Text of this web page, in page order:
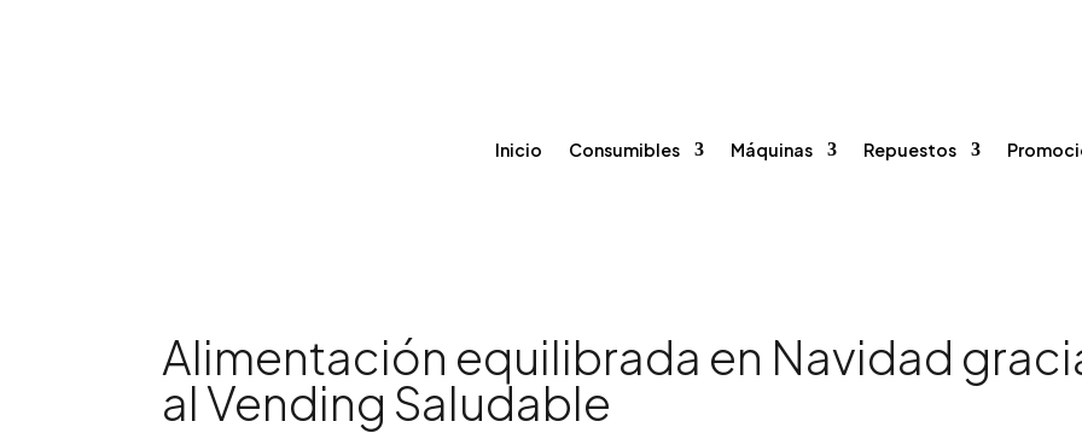
Inicio Consumibles Máquinas Repuestos
Alimentación equilibrada en Navidad
al Vending Saludable